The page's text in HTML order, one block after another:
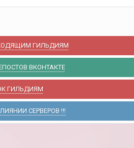
ГИЛЬДИЯМ
ВКОНТАКТЕ
ГИЛЬДИЯМ
СЕРВЕРОВ !!!